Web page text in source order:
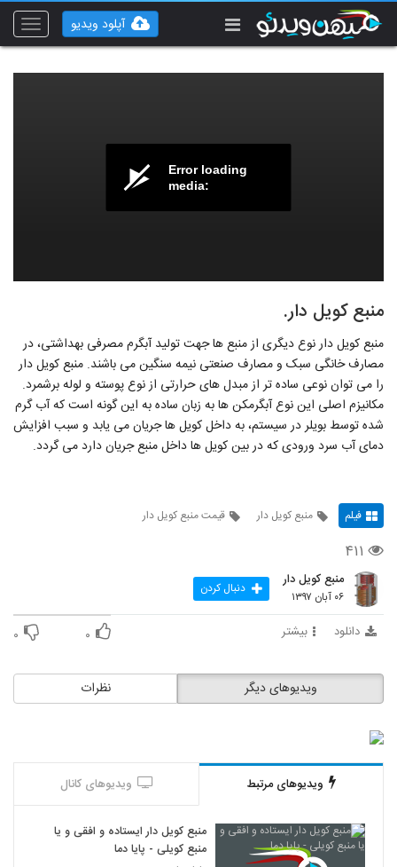
Toggle
آپلود ویدیو
Error loading
media:
منبع کویل دار.
منبع کویل دار نوع دیگری از منبع ها جهت تولید آبگرم مصرفی بهداشتی، در
مصارف خانگی سبک و مصارف صنعتی نیمه سنگین می باشند. منبع کویل دار
را می توان نوعی ساده تر از مبدل های حرارتی از نوع پوسته و لوله برشمرد.
مکانیزم اصلی این نوع آبگرمکن ها به زبان ساده به این گونه است که آب گرم
شده توسط بویلر در سیستم، به داخل کویل ها جریان می یابد و سبب افزایش
دمای آب سرد ورودی که در بین کویل ها داخل منبع جریان دارد می گردد.
فیلم منبع کویل دار قیمت منبع کویل دار
۴۱۱
منبع کویل دار
۰۶ آبان ۱۳۹۷ دنبال کردن
دانلود بیشتر ۰ ۰
نظرات ویدیوهای دیگر
ویدیوهای مرتبط ویدیوهای کانال
منبع کویل دار ایستاده و افقی و یا
منبع کویلی - پایا دما